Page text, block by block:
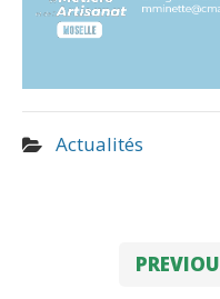
Actualités